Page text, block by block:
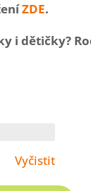
ZDE.
i dětičky?
Vyčistit